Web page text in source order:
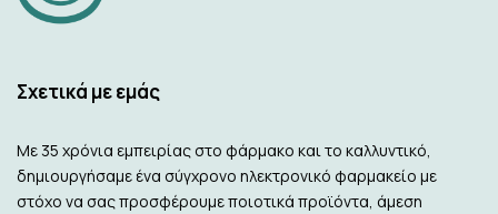
Σχετικά με εμάς
Με 35 χρόνια εμπειρίας στο φάρμακο και το καλλυντικό,
δημιουργήσαμε ένα σύγχρονο ηλεκτρονικό φαρμακείο με
στόχο να σας προσφέρουμε ποιοτικά προϊόντα, άμεση